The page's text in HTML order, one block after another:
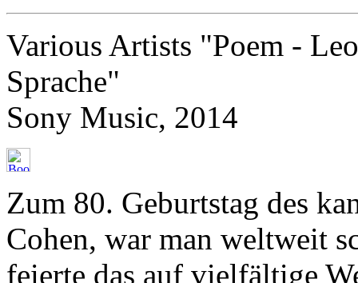
Various Artists "Poem -
Sprache"
Sony Music, 2014
Zum 80. Geburtstag des
Cohen, war man weltweit
feierte das auf vielfältige